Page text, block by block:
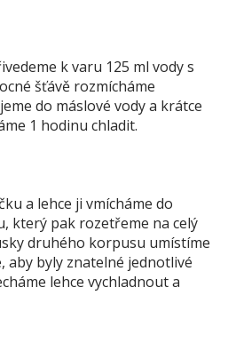
k varu 125 ml vody s
šťávě rozmícháme
do máslové vody a krátce
1 hodinu chladit.
a lehce ji vmícháme do
který pak rozetřeme na celý
druhého korpusu umístíme
aby byly znatelné jednotlivé
lehce vychladnout a